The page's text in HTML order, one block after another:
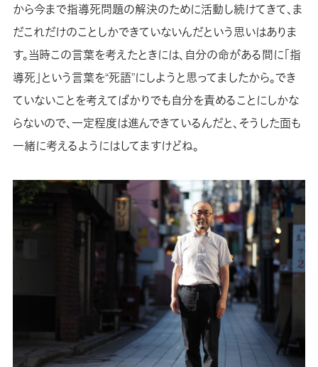
から今まで指導死問題の解決のために活動し続けてきて、ま
だこれだけのことしかできていないんだという思いはありま
す。当時この言葉を考えたときには、自分の命がある間に「指
導死」という言葉を“死語”にしようと思ってましたから。でき
ていないことを考えてばかりでも自分を責めることにしかな
らないので、一定程度は進んできているんだと、そうした面も
一緒に考えるようにはしてますけどね。